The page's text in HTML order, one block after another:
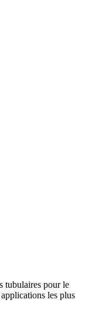
tubulaires pour le
les plus